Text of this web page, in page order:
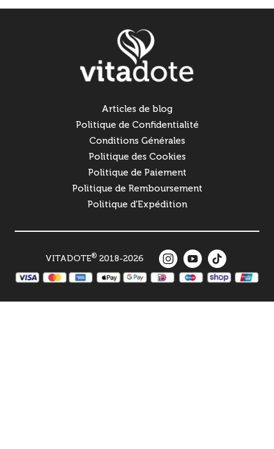
Articles de blog
Politique de Confidentialité
Conditions Générales
Politique des Cookies
Politique de Paiement
Politique de Remboursement
Politique d'Expédition
VITADOTE®2018-2026